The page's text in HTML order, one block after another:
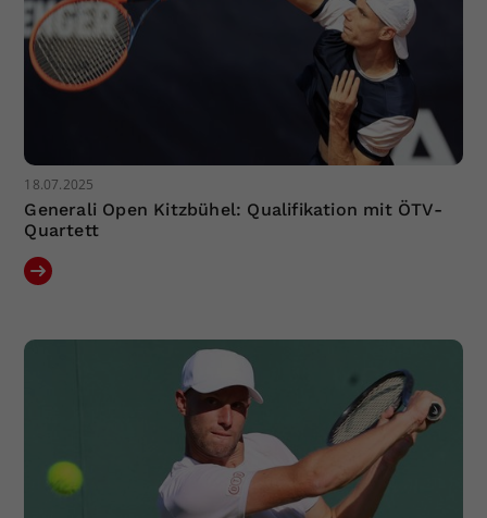
18.07.2025
Generali Open Kitzbühel: Qualifikation mit ÖTV-
Quartett